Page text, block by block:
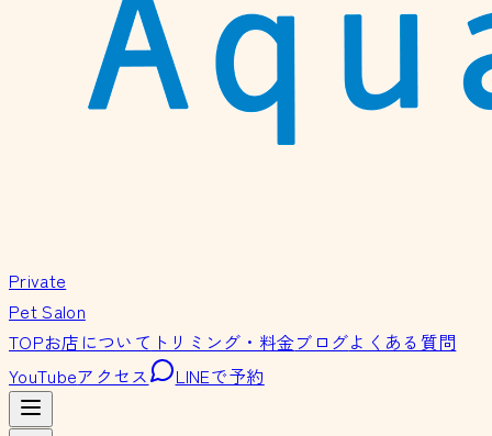
Private
Pet Salon
TOPお店について トリミング・料金ブログよくある質問
YouTubeアクセス LINEで予約